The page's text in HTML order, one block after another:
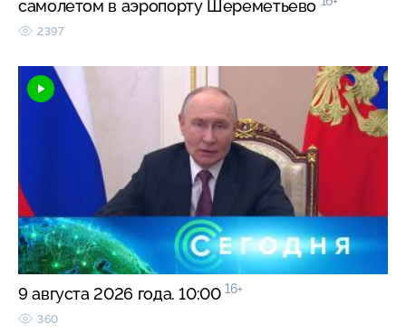
самолетом в аэропорту Шереметьево
2397
9 августа 2026 года. 10:00 16+
360